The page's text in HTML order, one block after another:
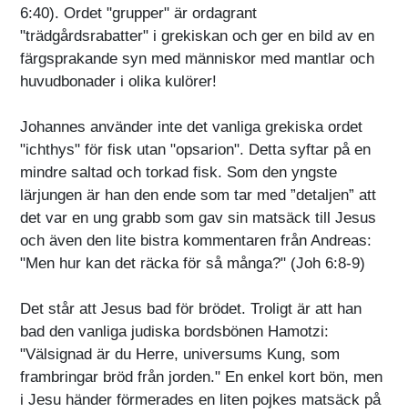
6:40). Ordet "grupper" är ordagrant
"trädgårdsrabatter" i grekiskan och ger en bild av en
färgsprakande syn med människor med mantlar och
huvudbonader i olika kulörer!
Johannes använder inte det vanliga grekiska ordet
"ichthys" för fisk utan "opsarion". Detta syftar på en
mindre saltad och torkad fisk. Som den yngste
lärjungen är han den ende som tar med ”detaljen” att
det var en ung grabb som gav sin matsäck till Jesus
och även den lite bistra kommentaren från Andreas:
"Men hur kan det räcka för så många?" (Joh 6:8-9)
Det står att Jesus bad för brödet. Troligt är att han
bad den vanliga judiska bordsbönen Hamotzi:
"Välsignad är du Herre, universums Kung, som
frambringar bröd från jorden." En enkel kort bön, men
i Jesu händer förmerades en liten pojkes matsäck på